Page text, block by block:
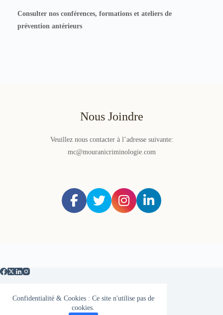
Confidentialité & Cookies : Ce site n'utilise pas de
cookies.
Consulter nos conférences, formations et ateliers de
prévention antérieurs
Nous Joindre
Veuillez nous contacter à l’adresse suivante:
mc@mouranicriminologie.com
Politique de confidentialité